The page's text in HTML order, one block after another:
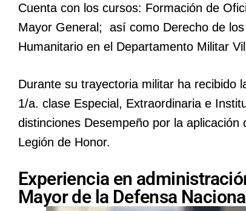
Cuenta con los cursos: Formación de
Mayor General; así como Derecho de
Humanitario en el Departamento Militar
Durante su trayectoria militar ha recibido
1/a. clase Especial, Extraordinaria e
distinciones Desempeño por la
Legión de Honor.
Experiencia en
Mayor de la Defensa